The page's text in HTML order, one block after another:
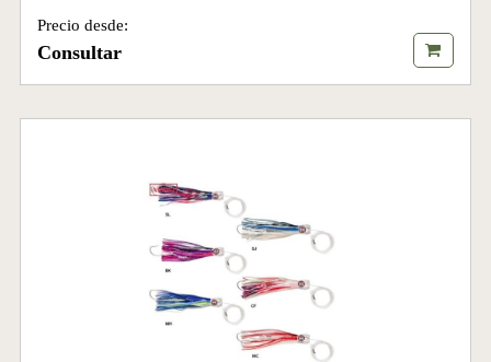
Precio desde:
Consultar